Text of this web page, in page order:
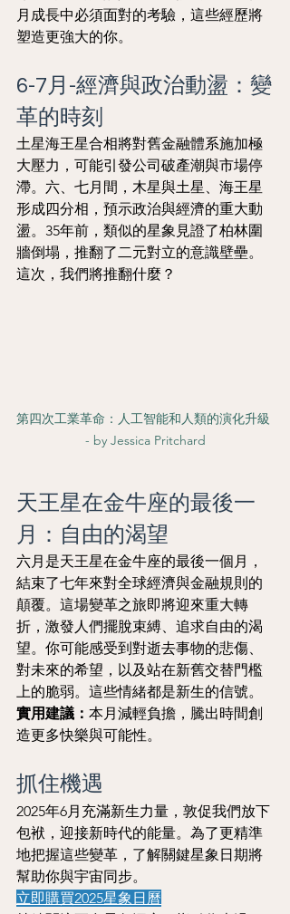
月成長中必須面對的考驗，這些經歷將
塑造更強大的你。
6-7月-經濟與政治動盪：變
革的時刻
土星海王星合相將對舊金融體系施加極
大壓力，可能引發公司破產潮與市場停
滯。六、七月間，木星與土星、海王星
形成四分相，預示政治與經濟的重大動
盪。35年前，類似的星象見證了柏林圍
牆倒塌，推翻了二元對立的意識壁壘。
這次，我們將推翻什麼？
第四次工業革命：人工智能和人類的演化升級
- by Jessica Pritchard
天王星在金牛座的最後一
月：自由的渴望
六月是天王星在金牛座的最後一個月，
結束了七年來對全球經濟與金融規則的
顛覆。這場變革之旅即將迎來重大轉
折，激發人們擺脫束縛、追求自由的渴
望。你可能感受到對逝去事物的悲傷、
對未來的希望，以及站在新舊交替門檻
上的脆弱。這些情緒都是新生的信號。
實用建議： 本月減輕負擔，騰出時間創
造更多快樂與可能性。
抓住機遇
2025年6月充滿新生力量，敦促我們放下
包袱，迎接新時代的能量。為了更精準
地把握這些變革，了解關鍵星象日期將
幫助你與宇宙同步。
立即購買2025星象日曆